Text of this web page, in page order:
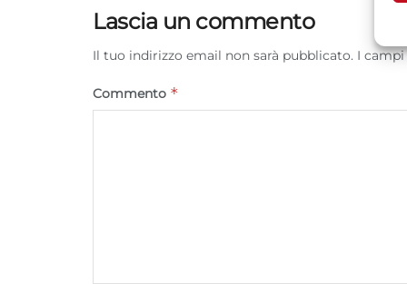
Lascia un commento
Il tuo indirizzo email non sarà pubblicato. I
Commento *